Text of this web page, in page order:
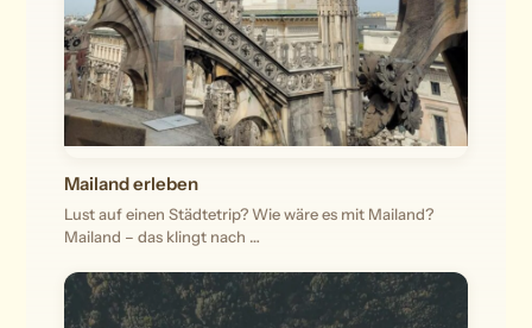
Mailand erleben
Lust auf einen Städtetrip? Wie wäre es mit Mailand?
Mailand – das klingt nach …